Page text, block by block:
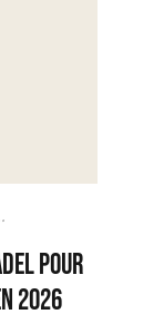
pour
2026